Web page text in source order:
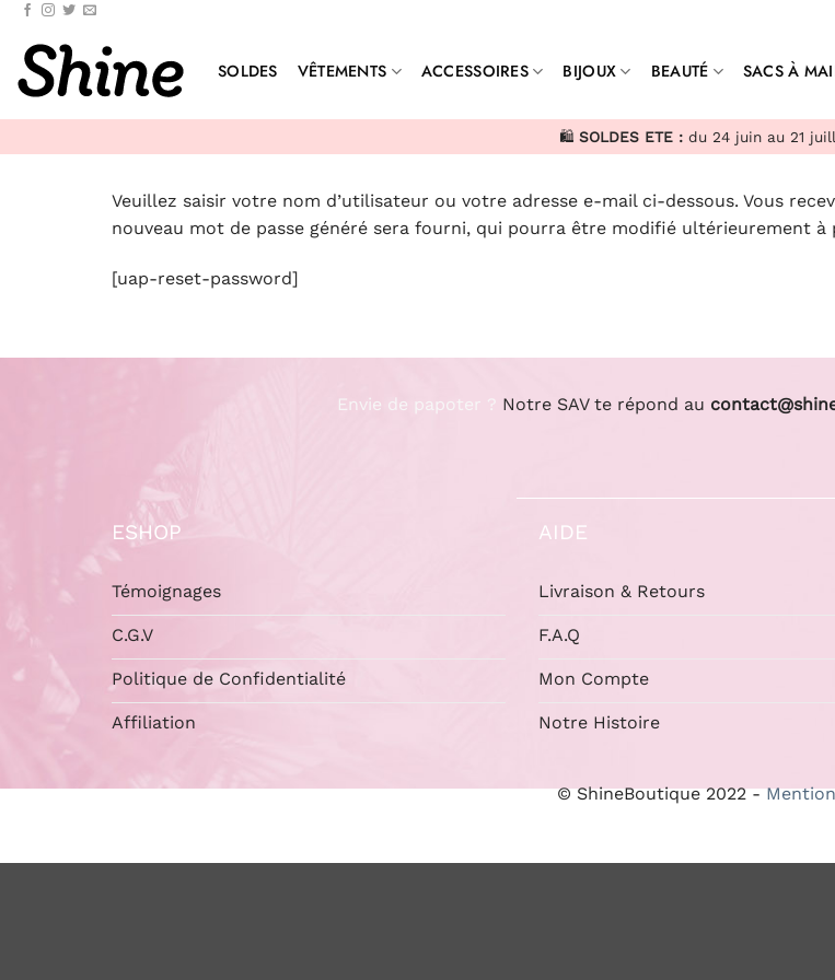
Passer
contenu
SOLDES VÊTEMENTS ACCESSOIRES BIJOUX BEAUTÉ SACS À
🛍️ SOLDES ETE : du 24 juin au 21
Veuillez saisir votre nom d’utilisateur ou votre adresse e-mail ci-dessous. Vous
nouveau mot de passe généré sera fourni, qui pourra être modifié ultérieurement
[uap-reset-password]
Envie de papoter ? Notre SAV te répond au
ESHOP
Témoignages
C.G.V
Politique de Confidentialité
Affiliation
AIDE
Livraison & Retours
F.A.Q
Mon Compte
Notre Histoire
© ShineBoutique 2022 -